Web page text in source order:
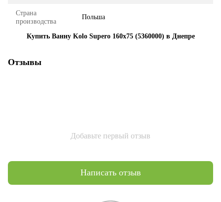
Страна
производства
Польша
Купить Ванну Kolo Supero 160x75 (5360000) в Днепре
Отзывы
Добавьте первый отзыв
Написать отзыв